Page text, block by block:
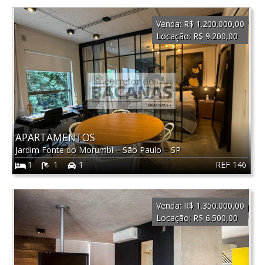
REF 146
APARTAMENTOS
Jardim Fonte do Morumbi–São Paulo–SP
1
1 1
Venda: R$ 1.200.000,00
Locação: R$ 9.200,00
Venda: R$ 1.350.000,00
Locação: R$ 6.500,00